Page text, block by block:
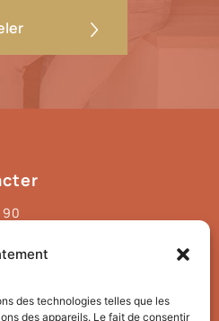
des technologies telles que les
des appareils. Le fait de consentir
90
06000 Nice